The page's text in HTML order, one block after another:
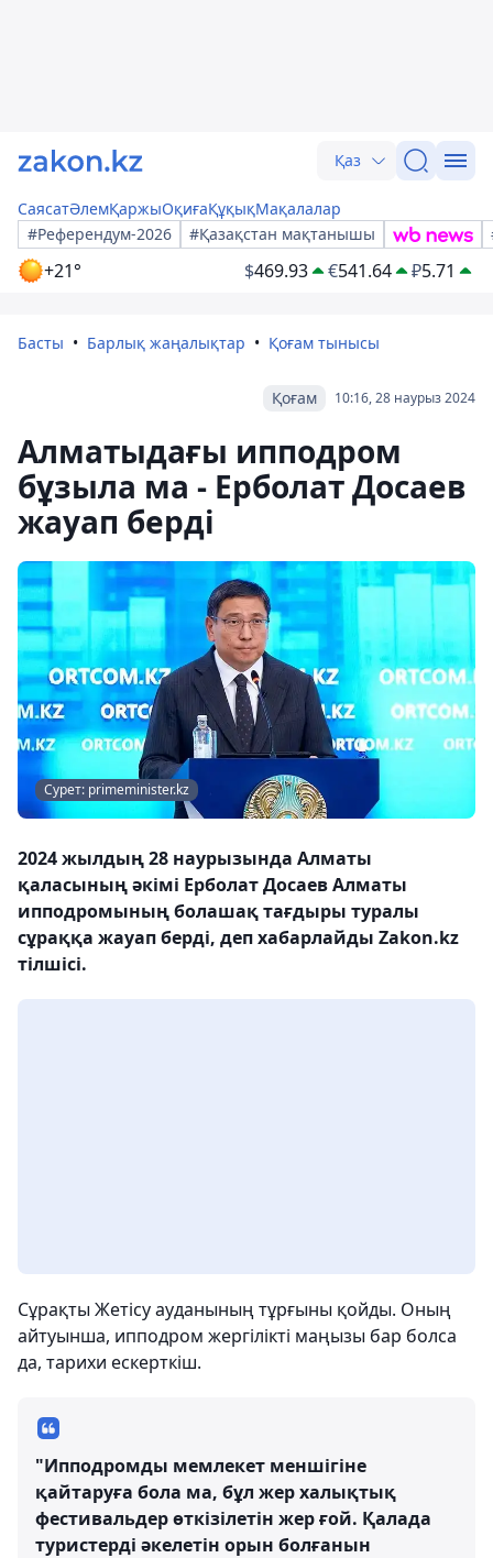
Қаз
СаясатӘлемҚаржыОқиғаҚұқықМақалалар
#Референдум-2026
#Қазақстан мақтанышы
+21° $469.93 €541.64 ₽5.71
Басты Барлық жаңалықтар Қоғам тынысы
10:16, 28 наурыз 2024
Қоғам
Алматыдағы ипподром
бұзыла ма - Ерболат Досаев
жауап берді
Сурет: primeminister.kz
2024 жылдың 28 наурызында Алматы
қаласының әкімі Ерболат Досаев Алматы
ипподромының болашақ тағдыры туралы
сұраққа жауап берді, деп хабарлайды Zakon.kz
тілшісі.
Сұрақты Жетісу ауданының тұрғыны қойды. Оның
айтуынша, ипподром жергілікті маңызы бар болса
да, тарихи ескерткіш.
"Ипподромды мемлекет меншігіне
қайтаруға бола ма, бұл жер халықтық
фестивальдер өткізілетін жер ғой. Қалада
туристерді әкелетін орын болғанын